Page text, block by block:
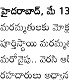
హైదరాబాద్‌, మే 13
మరమ్మతులకు
పూర్తిస్థాయి
మరోవైపు.. వెరసి
రహదారులు